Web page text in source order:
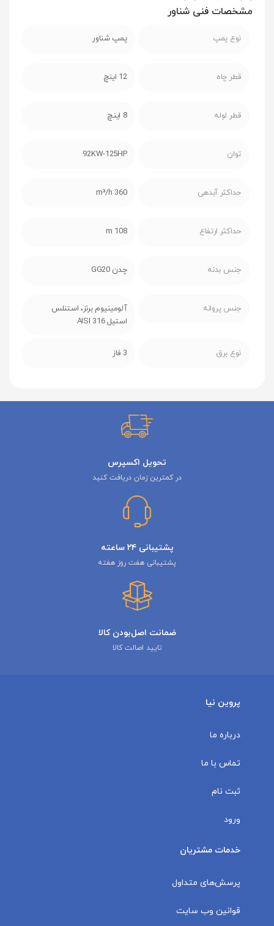
مشخصات فنی شناور
نوع پمپ پمپ شناور
قطر چاه 12 اینچ
قطر لوله 8 اینچ
توان 92KW-125HP
حداکثر آبدهی 360 m³/h
حداکثر ارتفاع 108 m
جنس بدنه چدن GG20
جنس پروانه
آلومینیوم برنز، استنلس
استیل AISI 316
نوع برق 3 فاز
تحویل اکسپرس
در کمترین زمان دریافت کنید
پشتیبانی ۲۴ ساعته
پشتیبانی هفت روز هفته
ضمانت اصل‌بودن کالا
تایید اصالت کالا
پروین نیا
درباره ما
تماس با ما
ثبت نام
ورود
خدمات مشتریان
پرسش‌های متداول
قوانین وب سایت